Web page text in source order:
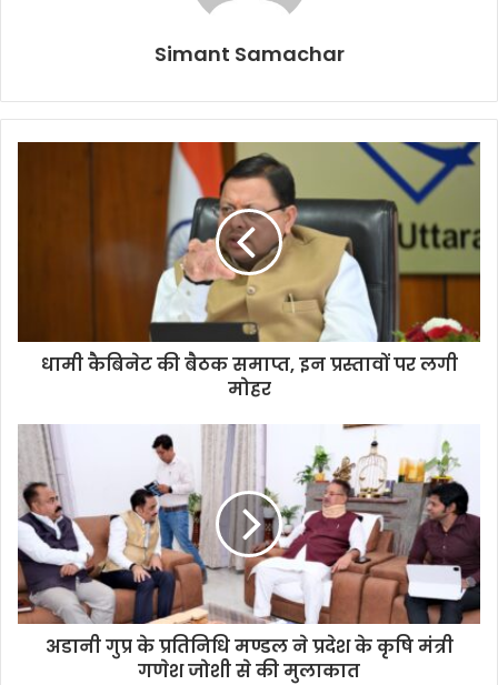
Simant Samachar
धामी कैबिनेट की बैठक समाप्त, इन प्रस्तावों पर लगी
मोहर
अडानी गुप्र के प्रतिनिधि मण्डल ने प्रदेश के कृषि मंत्री
गणेश जोशी से की मुलाकात